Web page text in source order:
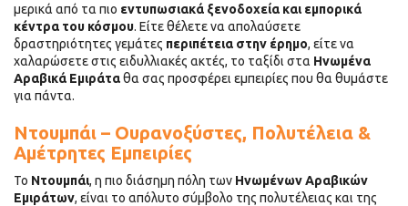
μερικά από τα πιο εντυπωσιακά ξενοδοχεία και εμπορικά
κέντρα του κόσμου. Είτε θέλετε να απολαύσετε
δραστηριότητες γεμάτες περιπέτεια στην έρημο, είτε να
χαλαρώσετε στις ειδυλλιακές ακτές, το ταξίδι στα Ηνωμένα
Αραβικά Εμιράταθα σας προσφέρει εμπειρίες που θα θυμάστε
για πάντα.
Ντουμπάι – Ουρανοξύστες, Πολυτέλεια &
Αμέτρητες Εμπειρίες
Το Ντουμπάι, η πιο διάσημη πόλη των Ηνωμένων Αραβικών
Εμιράτων, είναι το απόλυτο σύμβολο της πολυτέλειας και της